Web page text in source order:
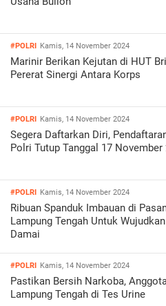
#POLRI Kamis, 14 November 2024
Marinir Berikan Kejutan di HUT
Pererat Sinergi Antara Korps
#POLRI Kamis, 14 November 2024
Segera Daftarkan Diri,
Polri Tutup Tanggal 17 November
#POLRI Kamis, 14 November 2024
Ribuan Spanduk Imbauan di
Lampung Tengah Untuk
Damai
#POLRI Kamis, 14 November 2024
Pastikan Bersih Narkoba,
Lampung Tengah di Tes Urine